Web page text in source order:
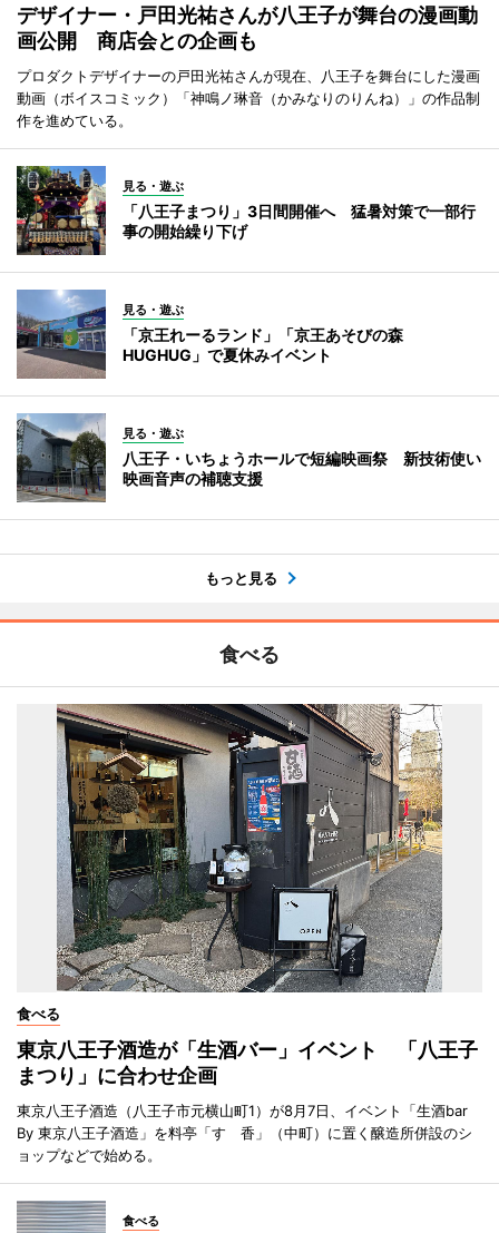
デザイナー・戸田光祐さんが八王子が舞台の漫画動
画公開 商店会との企画も
プロダクトデザイナーの戸田光祐さんが現在、八王子を舞台にした漫画
動画（ボイスコミック）「神鳴ノ琳音（かみなりのりんね）」の作品制
作を進めている。
見る・遊ぶ
「八王子まつり」3日間開催へ 猛暑対策で一部行
事の開始繰り下げ
見る・遊ぶ
「京王れーるランド」「京王あそびの森
HUGHUG」で夏休みイベント
見る・遊ぶ
八王子・いちょうホールで短編映画祭 新技術使い
映画音声の補聴支援
もっと見る
食べる
食べる
東京八王子酒造が「生酒バー」イベント 「八王子
まつり」に合わせ企画
東京八王子酒造（八王子市元横山町1）が8月7日、イベント「生酒bar
By 東京八王子酒造」を料亭「すゞ香」（中町）に置く醸造所併設のシ
ョップなどで始める。
食べる